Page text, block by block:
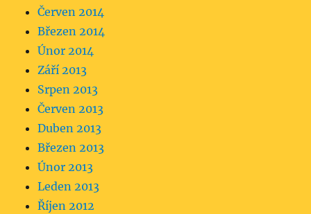
Červen 2014
Březen 2014
Únor 2014
Září 2013
Srpen 2013
Červen 2013
Duben 2013
Březen 2013
Únor 2013
Leden 2013
Říjen 2012